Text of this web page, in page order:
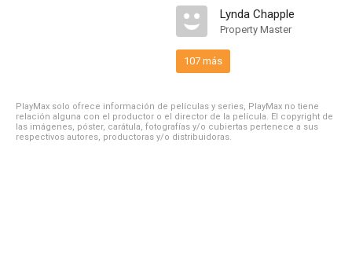
Lynda Chapple
Property Master
107 más
PlayMax solo ofrece información de películas y series, PlayMax no tiene
relación alguna con el productor o el director de la película. El copyright de
las imágenes, póster, carátula, fotografías y/o cubiertas pertenece a sus
respectivos autores, productoras y/o distribuidoras.